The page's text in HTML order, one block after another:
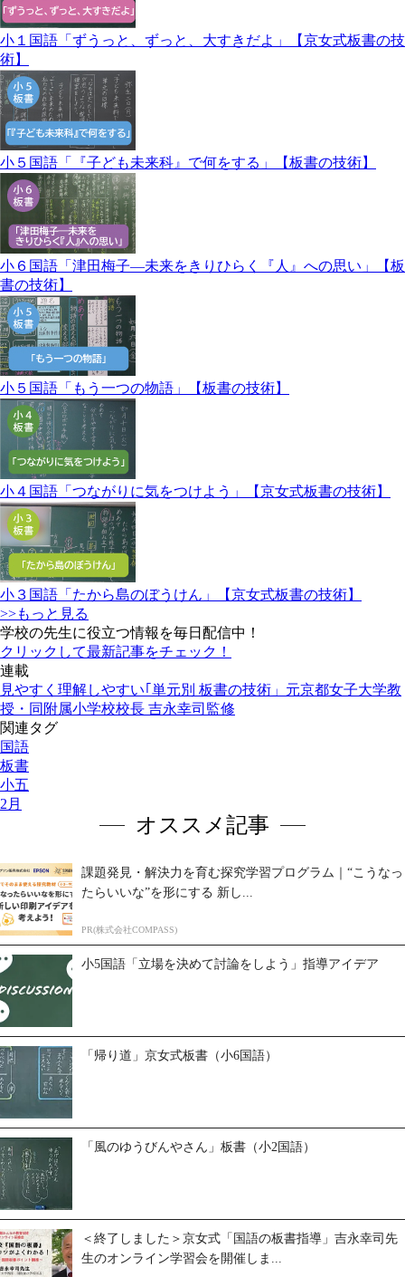
小１国語「ずうっと、ずっと、大すきだよ」【京女式板書の技
術】
小５国語「『子ども未来科』で何をする」【板書の技術】
小６国語「津田梅子―未来をきりひらく『人』への思い」【板
書の技術】
小５国語「もう一つの物語」【板書の技術】
小４国語「つながりに気をつけよう」【京女式板書の技術】
小３国語「たから島のぼうけん」【京女式板書の技術】
>>もっと見る
学校の先生に役立つ情報を毎日配信中！
クリックして最新記事をチェック！
連載
見やすく理解しやすい｢単元別 板書の技術」元京都女子大学教
授・同附属小学校校長 吉永幸司監修
関連タグ
国語
板書
小五
2月
オススメ記事
課題発見・解決力を育む探究学習プログラム｜“こうなっ
たらいいな”を形にする 新し...
PR(株式会社COMPASS)
小5国語「立場を決めて討論をしよう」指導アイデア
「帰り道」京女式板書（小6国語）
「風のゆうびんやさん」板書（小2国語）
＜終了しました＞京女式「国語の板書指導」吉永幸司先
生のオンライン学習会を開催しま...